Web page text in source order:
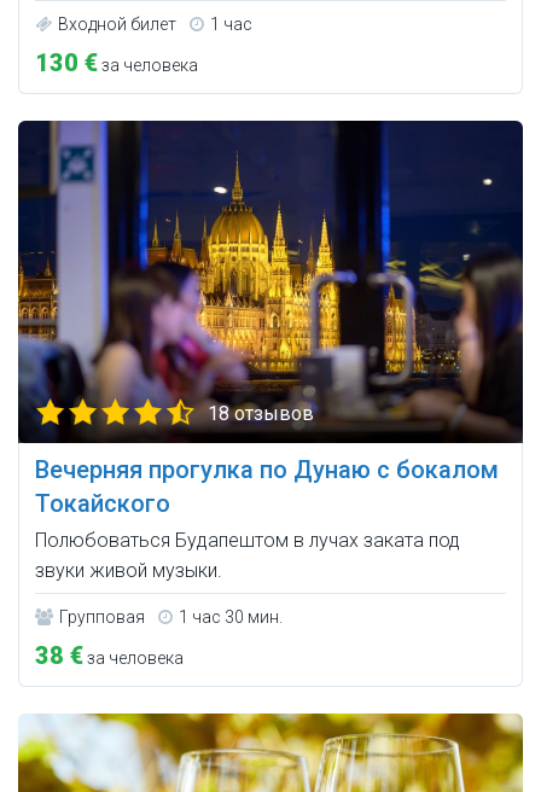
Входной билет 1 час
130 €за человека
18 отзывов
Вечерняя прогулка по Дунаю с бокалом
Токайского
Полюбоваться Будапештом в лучах заката под
звуки живой музыки.
Групповая 1 час 30 мин.
38 €за человека